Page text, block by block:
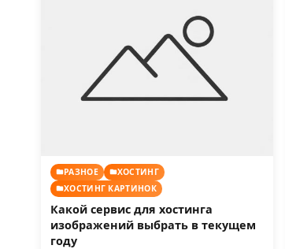
РАЗНОЕ
ХОСТИНГ
ХОСТИНГ КАРТИНОК
Какой сервис для хостинга
изображений выбрать в текущем
году